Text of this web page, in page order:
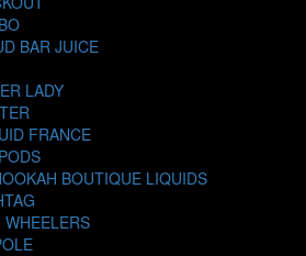
BAR JUICE
LADY
FRANCE
BOUTIQUE LIQUIDS
WHEELERS